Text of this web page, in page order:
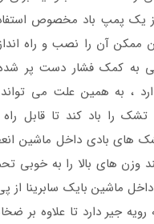
یک پمپ باد مخصوص
ممکن آن را نصب و راه
به کمک فشار دست پر
، به همین علت می
را باد کند تا قابل راه
های بادی داخل ماشین
وزن های بالا را به خوبی
ماشین بایک سابرینا از
جیر دارد تا علاوه بر